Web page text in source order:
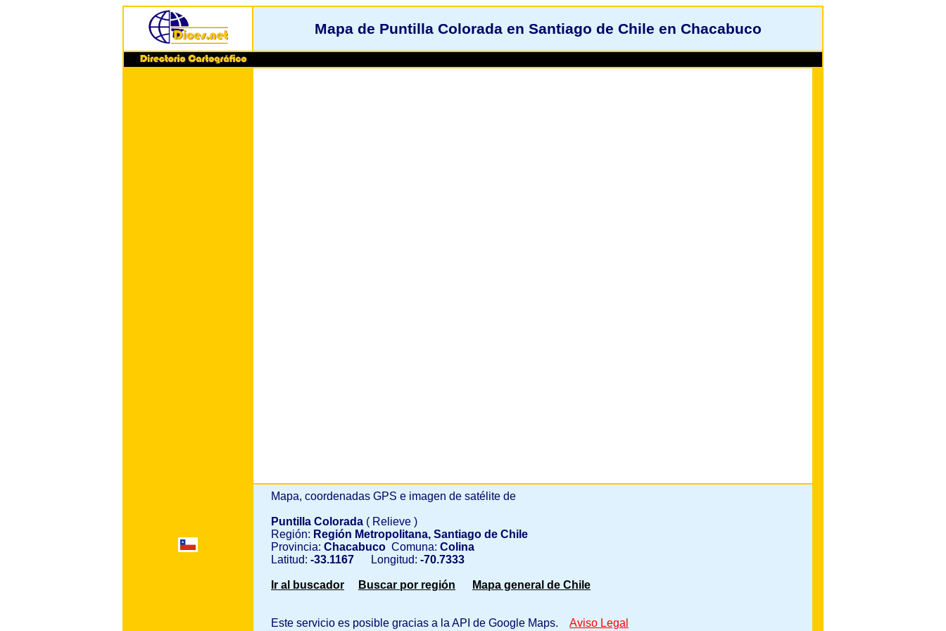
Mapa de Puntilla Colorada en Santiago de Chile en Chacabuco
Mapa, coordenadas GPS e imagen de satélite de
Puntilla Colorada ( Relieve )
Región: Región Metropolitana, Santiago de Chile
Provincia: Chacabuco Comuna: Colina
Latitud: -33.1167 Longitud: -70.7333
Ir al buscador Buscar por región Mapa general de Chile
Este servicio es posible gracias a la API de Google Maps. Aviso Legal